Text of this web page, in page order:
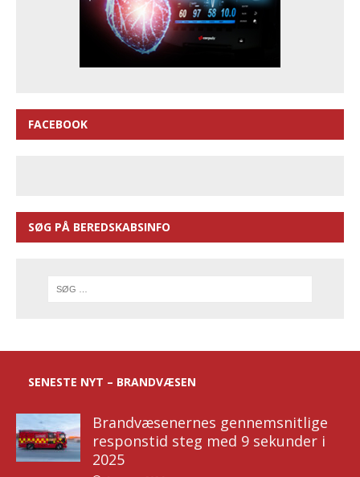
FACEBOOK
SØG PÅ BEREDSKABSINFO
SENESTE NYT – BRANDVÆSEN
Brandvæsenernes gennemsnitlige
responstid steg med 9 sekunder i
2025